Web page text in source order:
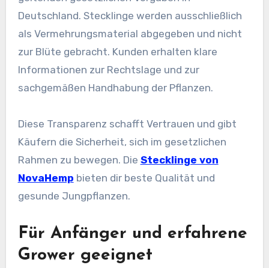
Deutschland. Stecklinge werden ausschließlich
als Vermehrungsmaterial abgegeben und nicht
zur Blüte gebracht. Kunden erhalten klare
Informationen zur Rechtslage und zur
sachgemäßen Handhabung der Pflanzen.
Diese Transparenz schafft Vertrauen und gibt
Käufern die Sicherheit, sich im gesetzlichen
Rahmen zu bewegen. Die Stecklinge von
NovaHemp bieten dir beste Qualität und
gesunde Jungpflanzen.
Für Anfänger und erfahrene
Grower geeignet